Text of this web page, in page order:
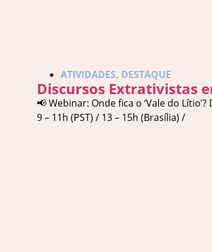
ATIVIDADES, DESTAQUE
Discursos Extrativistas
📢 Webinar: Onde fica o ‘Vale do
9 – 11h (PST) / 13 – 15h (Brasília) /